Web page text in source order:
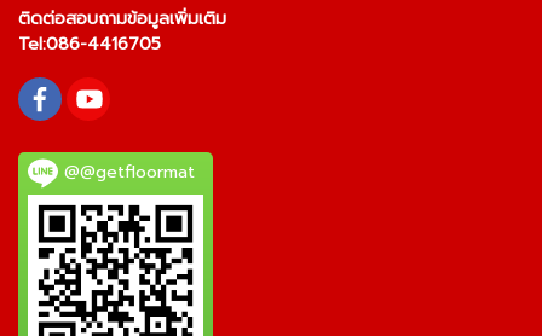
ติดต่อสอบถามข้อมูลเพิ่มเติม
Tel:086-4416705
@@getfloormat